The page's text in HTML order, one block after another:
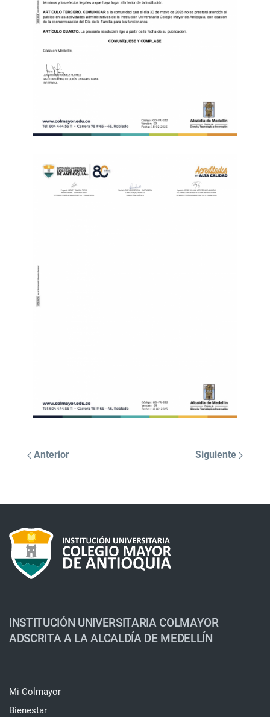
Anterior Siguiente
INSTITUCIÓN UNIVERSITARIA COLMAYOR
ADSCRITA A LA ALCALDÍA DE MEDELLÍN
Mi Colmayor
Bienestar